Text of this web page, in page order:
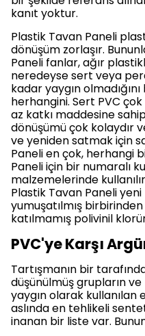
kanıt yoktur.
Plastik Tavan Paneli
dönüşüm zorlaşır.
Paneli fanlar, ağır
neredeyse sert veya
kadar yaygın
herhangini. Sert PVC
az katkı maddesine
dönüşümü çok kolaydır
ve yeniden satmak için
Paneli en çok, herhangi
Paneli için bir numaralı
malzemelerinde
Plastik Tavan Paneli yeni
yumuşatılmış
katılmamış polivinil
PVC'ye Karşı
Tartışmanın bir
düşünülmüş grupların
yaygın olarak
aslında en tehlikeli
inanan bir liste var.